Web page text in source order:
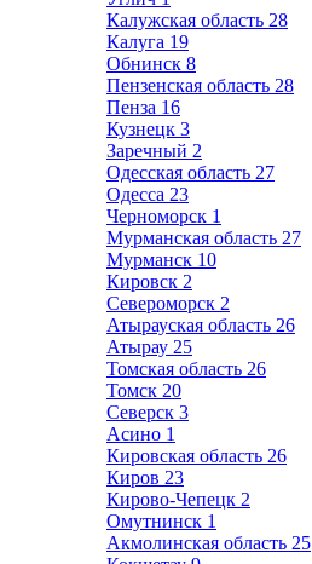
Калужская область 28
Калуга 19
Обнинск 8
Пензенская область 28
Пенза 16
Кузнецк 3
Заречный 2
Одесская область 27
Одесса 23
Черноморск 1
Мурманская область 27
Мурманск 10
Кировск 2
Североморск 2
Атырауская область 26
Атырау 25
Томская область 26
Томск 20
Северск 3
Асино 1
Кировская область 26
Киров 23
Кирово-Чепецк 2
Омутнинск 1
Акмолинская область 25